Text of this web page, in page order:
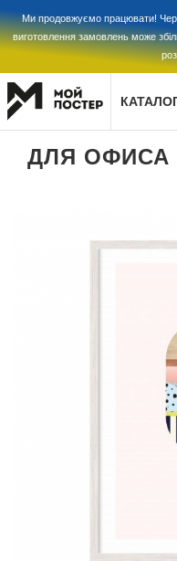
Ми продовжуємо працювати!
виготовлення замовлень може
ДЛЯ ОФИСА -